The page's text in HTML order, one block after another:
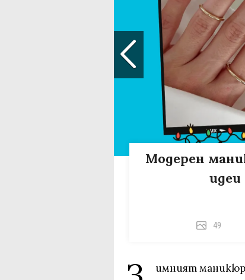
Модерен
идеи
49
имният маникюр